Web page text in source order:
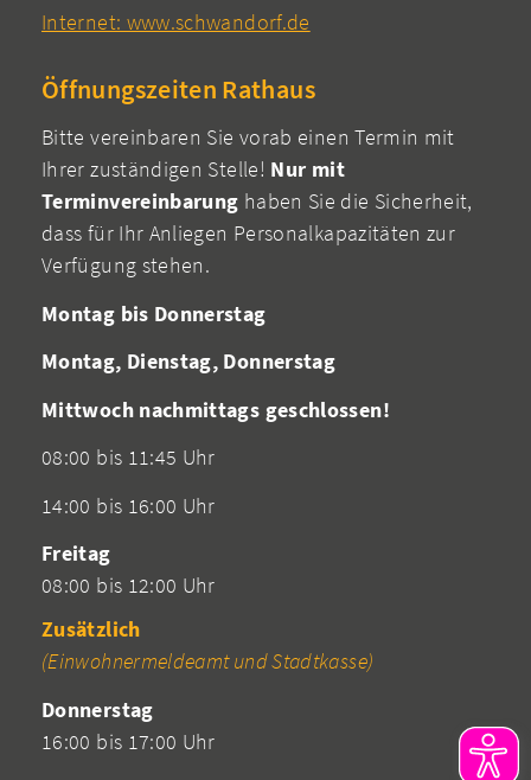
Internet: www.schwandorf.de
Öffnungszeiten Rathaus
Bitte vereinbaren Sie vorab einen Termin mit
Ihrer zuständigen Stelle! Nur mit
Terminvereinbarung haben Sie die Sicherheit,
dass für Ihr Anliegen Personalkapazitäten zur
Verfügung stehen.
Montag bis Donnerstag
Montag, Dienstag, Donnerstag
Mittwoch nachmittags geschlossen!
08:00 bis 11:45 Uhr
14:00 bis 16:00 Uhr
Freitag
08:00 bis 12:00 Uhr
Zusätzlich
(Einwohnermeldeamt und Stadtkasse)
Donnerstag
16:00 bis 17:00 Uhr